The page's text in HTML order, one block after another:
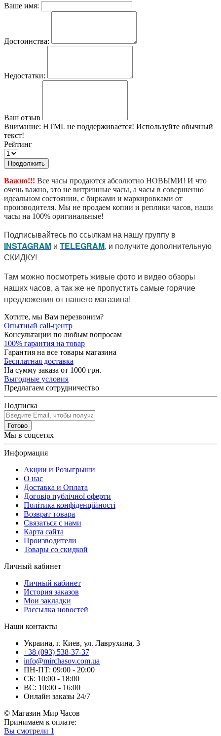
Ваше имя:
Достоинства:
Недостатки:
Ваш отзыв
Внимание: HTML не поддерживается! Используйте обычный
текст!
Рейтинг
Продолжить
Важно!!! Все часы продаются абсолютно НОВЫМИ! И что
очень важно, это не витринные часы, а часы в совершенно
идеальном состоянии, с бирками и маркировками от
производителя. Мы не продаем копии и реплики часов, наши
часы на 100% оригинальные!
Подписывайтесь по ссылкам на нашу группу в
INSTAGRAM и TELEGRAM, и получите дополнительную
СКИДКУ!
Там можно посмотреть живые фото и видео обзоры
наших часов, а так же не пропустить самые горячие
предложения от нашего магазина!
Хотите, мы Вам перезвоним?
Опытный call-центр
Консультации по любым вопросам
100% гарантия на товар
Гарантия на все товары магазина
Бесплатная доставка
На сумму заказа от 1000 грн.
Выгодные условия
Предлагаем сотрудничество
Подписка
Готово
Мы в соцсетях
Информация
Акции и Розыгрыши
О нас
Доставка и Оплата
Договір публічної оферти
Політика конфіденційності
Возврат товара
Связаться с нами
Карта сайта
Производители
Товары со скидкой
Личный кабинет
Личный кабинет
История заказов
Мои закладки
Рассылка новостей
Наши контакты
Украина, г. Киев, ул. Лаврухина, 3
+38 (093) 538-37-37
info@mirchasov.com.ua
ПН-ПТ: 09:00 - 20:00
СБ: 10:00 - 18:00
ВС: 10:00 - 16:00
Онлайн заказы 24/7
© Магазин Мир Часов
Принимаем к оплате:
Вы смотрели 1